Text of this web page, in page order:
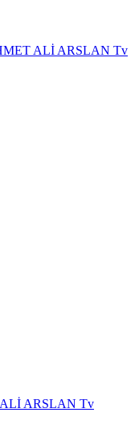
ALİ ARSLAN Tv
ALİ ARSLAN Tv